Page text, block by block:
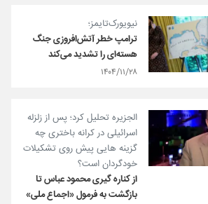
نیویورک‌تایمز؛
ترامپ خطر آتش‌افروزی جنگ
هسته‌ای را تشدید می‌کند
۱۴۰۴/۱۱/۲۸
الجزیره تحلیل کرد؛ پس از زلزله
اسرائیلی در کرانه باختری چه
گزینه هایی پیش روی تشکیلات
خودگردان است؟
از کناره گیری محمود عباس تا
بازگشت به فرمول «اجماع ملی»